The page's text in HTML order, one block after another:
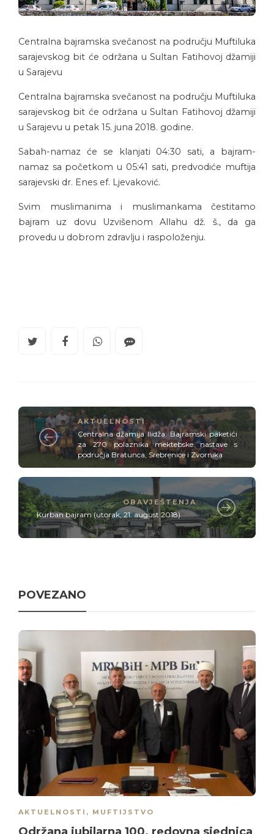
Centralna bajramska svečanost na području Muftiluka
sarajevskog bit će održana u Sultan Fatihovoj džamiji
u Sarajevu
Centralna bajramska svečanost na području Muftiluka
sarajevskog bit će održana u Sultan Fatihovoj džamiji
u Sarajevu u petak 15. juna 2018. godine.
Sabah-namaz će se klanjati 04:30 sati, a bajram-
namaz sa početkom u 05:41 sati, predvodiće muftija
sarajevski dr. Enes ef. Ljevaković.
Svim muslimanima i muslimankama čestitamo
bajram uz dovu Uzvišenom Allahu dž. š., da ga
provedu u dobrom zdravlju i raspoloženju.
AKTUELNOSTI
Centralna džamija Ilidža: Bajramski paketići
za 270 polaznika mektebske nastave s
područja Bratunca, Srebrenice i Zvornika
OBAVJEŠTENJA
Kurban bajram (utorak, 21. august 2018)
POVEZANO
AKTUELNOSTI , MUFTIJSTVO